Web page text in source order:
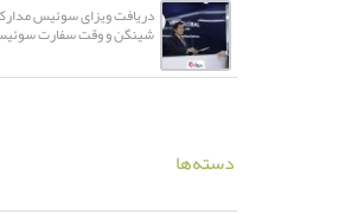
دریافت ویزای سوئیس
شینگن و وقت سفارت
دسته‌ها